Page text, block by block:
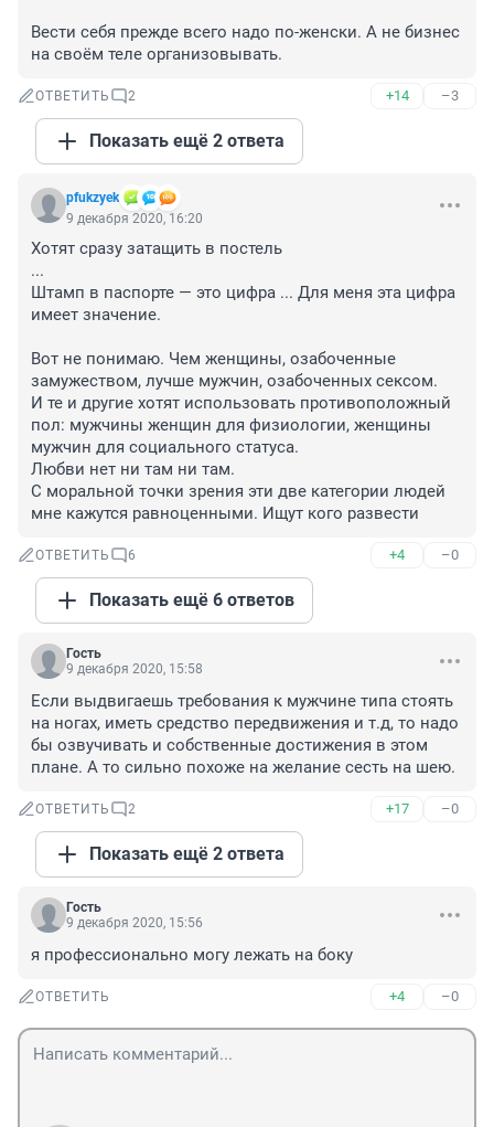
Вести себя прежде всего надо по-женски. А не бизнес
на своём теле организовывать.
ОТВЕТИТЬ 2 +14 –3
Показать ещё 2 ответа
pfukzyek
9 декабря 2020, 16:20
Хотят сразу затащить в постель
...
Штамп в паспорте — это цифра ... Для меня эта цифра
имеет значение.
Вот не понимаю. Чем женщины, озабоченные
замужеством, лучше мужчин, озабоченных сексом.
И те и другие хотят использовать противоположный
пол: мужчины женщин для физиологии, женщины
мужчин для социального статуса.
Любви нет ни там ни там.
С моральной точки зрения эти две категории людей
мне кажутся равноценными. Ищут кого развести
ОТВЕТИТЬ 6 +4 –0
Показать ещё 6 ответов
Гость
9 декабря 2020, 15:58
Если выдвигаешь требования к мужчине типа стоять
на ногах, иметь средство передвижения и т.д, то надо
бы озвучивать и собственные достижения в этом
плане. А то сильно похоже на желание сесть на шею.
ОТВЕТИТЬ 2 +17 –0
Показать ещё 2 ответа
Гость
9 декабря 2020, 15:56
я профессионально могу лежать на боку
ОТВЕТИТЬ +4 –0